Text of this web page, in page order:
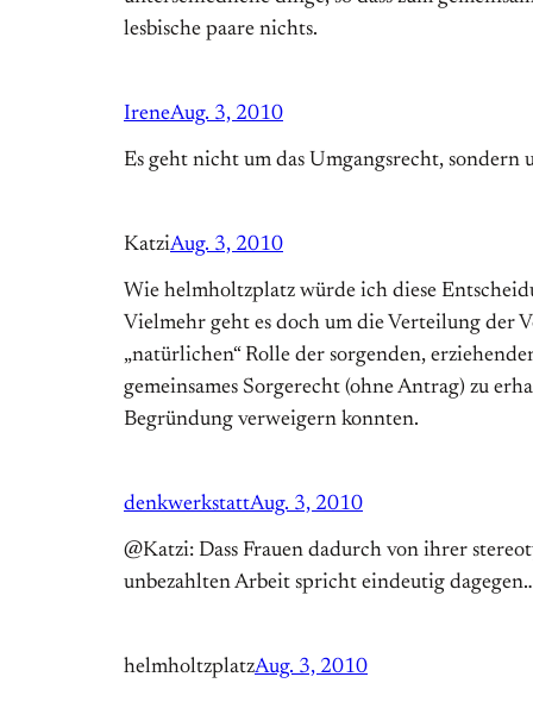
lesbische paare nichts.
IreneAug. 3, 2010
Es geht nicht um das Umgangsrecht, sondern
KatziAug. 3, 2010
Wie helmholtzplatz würde ich diese
Vielmehr geht es doch um die Verteilung der
„natürlichen“ Rolle der sorgenden,
gemeinsames Sorgerecht (ohne Antrag) zu
Begründung verweigern konnten.
denkwerkstattAug. 3, 2010
@Katzi: Dass Frauen dadurch von ihrer
unbezahlten Arbeit spricht eindeutig
helmholtzplatzAug. 3, 2010